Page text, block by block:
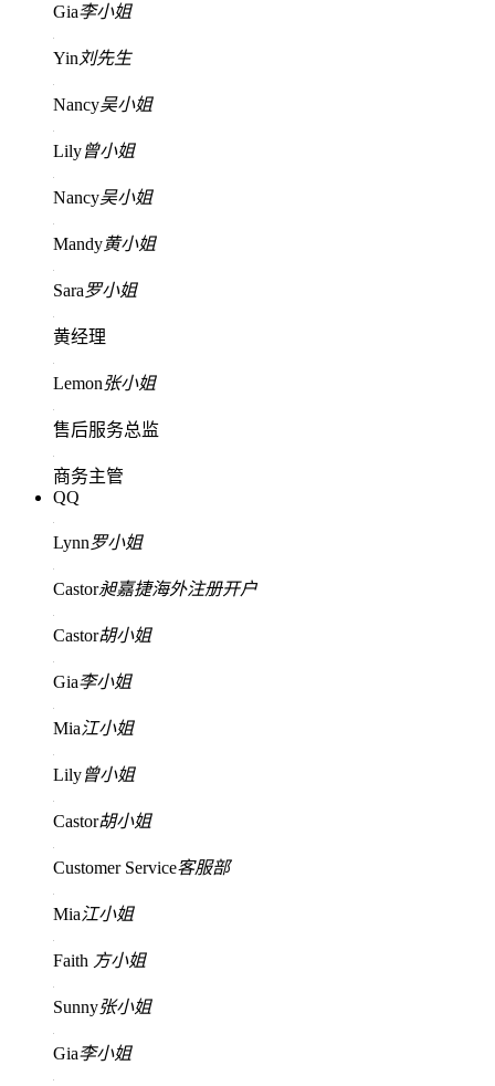
Gia李小姐
Yin 刘先生
Nancy吴小姐
Lily曾小姐
Nancy吴小姐
Mandy黄小姐
Sara罗小姐
黄经理
Lemon张小姐
售后服务总监
商务主管
QQ
Lynn罗小姐
Castor昶嘉捷海外注册开户
Castor胡小姐
Gia李小姐
Mia江小姐
Lily曾小姐
Castor胡小姐
Customer Service客服部
Mia江小姐
Faith 方小姐
Sunny张小姐
Gia李小姐